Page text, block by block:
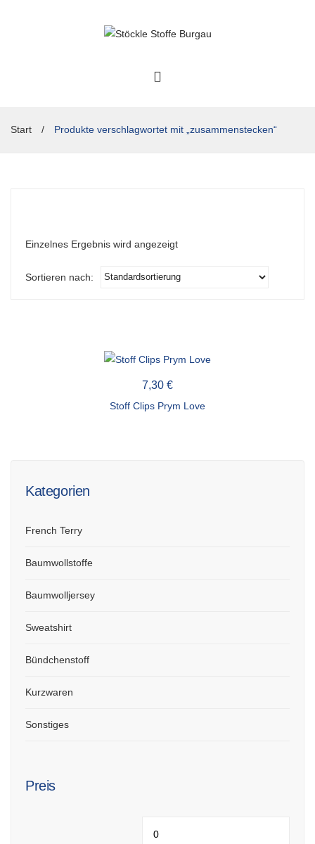
Start / Produkte verschlagwortet mit „zusammenstecken“
Einzelnes Ergebnis wird angezeigt
Sortieren nach:
7,30 €
Stoff Clips Prym Love
Kategorien
French Terry
Baumwollstoffe
Baumwolljersey
Sweatshirt
Bündchenstoff
Kurzwaren
Sonstiges
Preis